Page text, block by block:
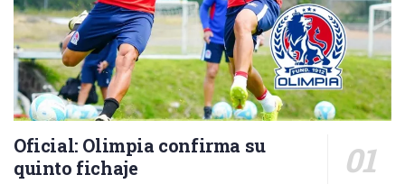
Oficial: Olimpia confirma su
quinto fichaje